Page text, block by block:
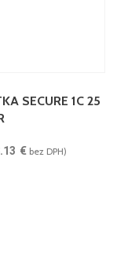
SECURE 1C 25
€bez DPH)